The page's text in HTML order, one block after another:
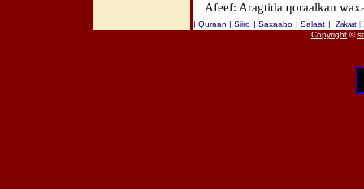
Afeef: Aragtida qoraalkan
| Quraan | Siiro | Saxaabo | Salaat | Zakaat |
Copyright ©